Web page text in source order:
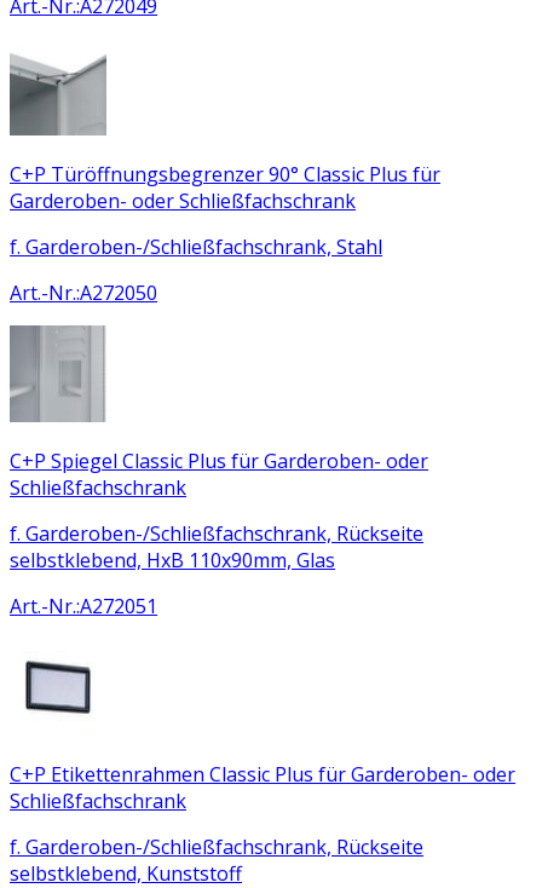
Art.-Nr.:A272049
C+P Türöffnungsbegrenzer 90° Classic Plus für
Garderoben- oder Schließfachschrank
f. Garderoben-/Schließfachschrank, Stahl
Art.-Nr.:A272050
C+P Spiegel Classic Plus für Garderoben- oder
Schließfachschrank
f. Garderoben-/Schließfachschrank, Rückseite
selbstklebend, HxB 110x90mm, Glas
Art.-Nr.:A272051
C+P Etikettenrahmen Classic Plus für Garderoben- oder
Schließfachschrank
f. Garderoben-/Schließfachschrank, Rückseite
selbstklebend, Kunststoff